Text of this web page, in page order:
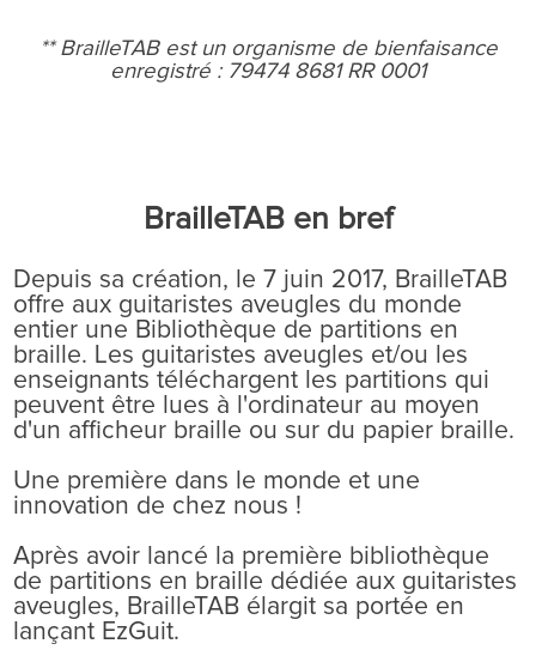
** BrailleTAB est un organisme de bienfaisance
enregistré : 79474 8681 RR 0001
BrailleTAB en bref
Depuis sa création, le 7 juin 2017, BrailleTAB
offre aux guitaristes aveugles du monde
entier une Bibliothèque de partitions en
braille. Les guitaristes aveugles et/ou les
enseignants téléchargent les partitions qui
peuvent être lues à l'ordinateur au moyen
d'un afficheur braille ou sur du papier braille.
Une première dans le monde et une
innovation de chez nous !
Après avoir lancé la première bibliothèque
de partitions en braille dédiée aux guitaristes
aveugles, BrailleTAB élargit sa portée en
lançant EzGuit.